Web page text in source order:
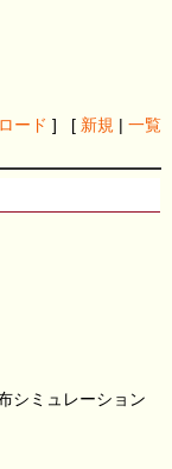
ード ] [ 新規 | 一覧
シミュレーション